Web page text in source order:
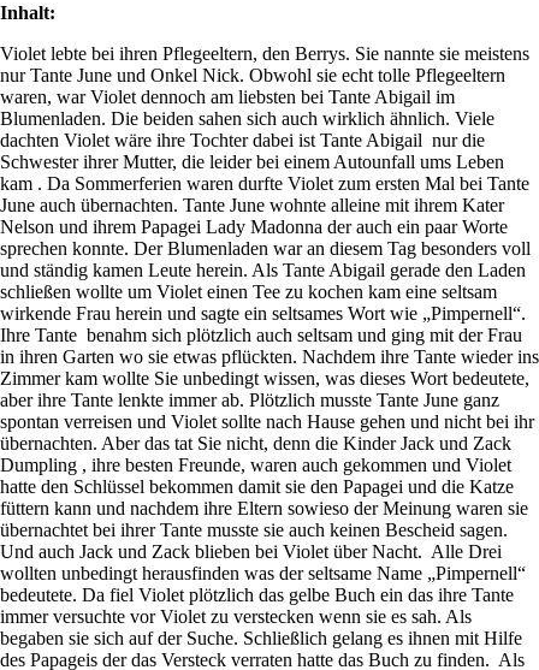
Inhalt:
Violet lebte bei ihren Pflegeeltern, den Berrys. Sie nannte sie meistens
nur Tante June und Onkel Nick. Obwohl sie echt tolle Pflegeeltern
waren, war Violet dennoch am liebsten bei Tante Abigail im
Blumenladen. Die beiden sahen sich auch wirklich ähnlich. Viele
dachten Violet wäre ihre Tochter dabei ist Tante Abigail nur die
Schwester ihrer Mutter, die leider bei einem Autounfall ums Leben
kam . Da Sommerferien waren durfte Violet zum ersten Mal bei Tante
June auch übernachten. Tante June wohnte alleine mit ihrem Kater
Nelson und ihrem Papagei Lady Madonna der auch ein paar Worte
sprechen konnte. Der Blumenladen war an diesem Tag besonders voll
und ständig kamen Leute herein. Als Tante Abigail gerade den Laden
schließen wollte um Violet einen Tee zu kochen kam eine seltsam
wirkende Frau herein und sagte ein seltsames Wort wie „Pimpernell“.
Ihre Tante benahm sich plötzlich auch seltsam und ging mit der Frau
in ihren Garten wo sie etwas pflückten. Nachdem ihre Tante wieder ins
Zimmer kam wollte Sie unbedingt wissen, was dieses Wort bedeutete,
aber ihre Tante lenkte immer ab. Plötzlich musste Tante June ganz
spontan verreisen und Violet sollte nach Hause gehen und nicht bei ihr
übernachten. Aber das tat Sie nicht, denn die Kinder Jack und Zack
Dumpling , ihre besten Freunde, waren auch gekommen und Violet
hatte den Schlüssel bekommen damit sie den Papagei und die Katze
füttern kann und nachdem ihre Eltern sowieso der Meinung waren sie
übernachtet bei ihrer Tante musste sie auch keinen Bescheid sagen.
Und auch Jack und Zack blieben bei Violet über Nacht. Alle Drei
wollten unbedingt herausfinden was der seltsame Name „Pimpernell“
bedeutete. Da fiel Violet plötzlich das gelbe Buch ein das ihre Tante
immer versuchte vor Violet zu verstecken wenn sie es sah. Als
begaben sie sich auf der Suche. Schließlich gelang es ihnen mit Hilfe
des Papageis der das Versteck verraten hatte das Buch zu finden. Als